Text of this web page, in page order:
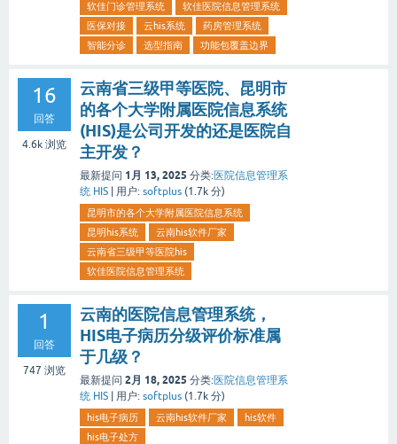
软佳门诊管理系统
软佳医院信息管理系统
医保对接
云his系统
药房管理系统
智能分诊
选型指南 功能包覆盖边界
16
回答
4.6k 浏览
云南省三级甲等医院、昆明市
的各个大学附属医院信息系统
(HIS)是公司开发的还是医院自
主开发？
最新提问 1月 13, 2025 分类:医院信息管理系
统 HIS
用户: softplus (1.7k 分)
昆明市的各个大学附属医院信息系统
昆明his系统
云南his软件厂家
云南省三级甲等医院his
软佳医院信息管理系统
1
回答
747 浏览
云南的医院信息管理系统，
HIS电子病历分级评价标准属
于几级？
最新提问 2月 18, 2025 分类:医院信息管理系
统 HIS
用户: softplus (1.7k 分)
his电子病历 云南his软件厂家
his软件
his电子处方